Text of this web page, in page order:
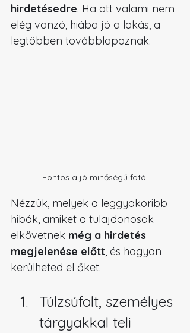
hirdetésedre. Ha ott valami nem
elég vonzó, hiába jó a lakás, a
legtöbben továbblapoznak.
Fontos a jó minőségű fotó!
Nézzük, melyek a leggyakoribb
hibák, amiket a tulajdonosok
elkövetnek még a hirdetés
megjelenése előtt, és hogyan
kerülheted el őket.
Túlzsúfolt, személyes
tárgyakkal teli